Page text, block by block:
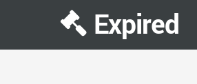
Expired